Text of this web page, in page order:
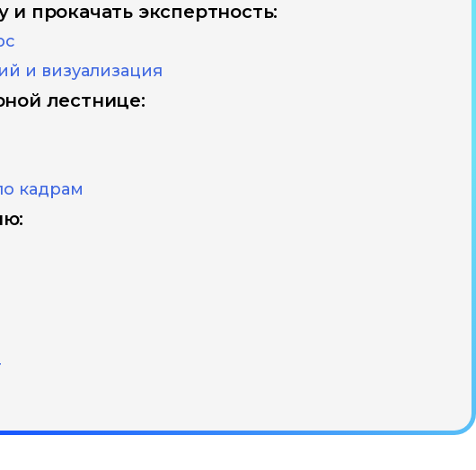
прокачать экспертность:
и визуализация
лестнице:
кадрам